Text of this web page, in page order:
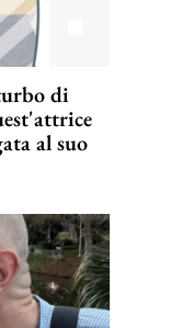
di
al suo